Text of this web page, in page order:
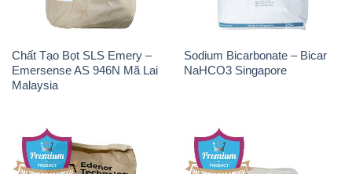
Chất Tạo Bọt SLS Emery –
Emersense AS 946N Mã Lai
Malaysia
Sodium Bicarbonate – Bicar
NaHCO3 Singapore